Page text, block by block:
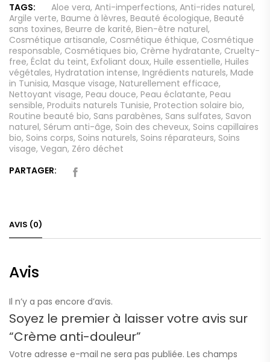
TAGS:
Aloe vera, Anti-imperfections, Anti-rides naturel,
Argile verte, Baume à lèvres, Beauté écologique, Beauté
sans toxines, Beurre de karité, Bien-être naturel,
Cosmétique artisanale, Cosmétique éthique, Cosmétique
responsable, Cosmétiques bio, Crème hydratante, Cruelty-
free, Éclat du teint, Exfoliant doux, Huile essentielle, Huiles
végétales, Hydratation intense, Ingrédients naturels, Made
in Tunisia, Masque visage, Naturellement efficace,
Nettoyant visage, Peau douce, Peau éclatante, Peau
sensible, Produits naturels Tunisie, Protection solaire bio,
Routine beauté bio, Sans parabènes, Sans sulfates, Savon
naturel, Sérum anti-âge, Soin des cheveux, Soins capillaires
bio, Soins corps, Soins naturels, Soins réparateurs, Soins
visage, Vegan, Zéro déchet
PARTAGER:
AVIS (0)
Avis
Il n’y a pas encore d’avis.
Soyez le premier à laisser votre avis sur
“Crème anti-douleur”
Votre adresse e-mail ne sera pas publiée. Les champs